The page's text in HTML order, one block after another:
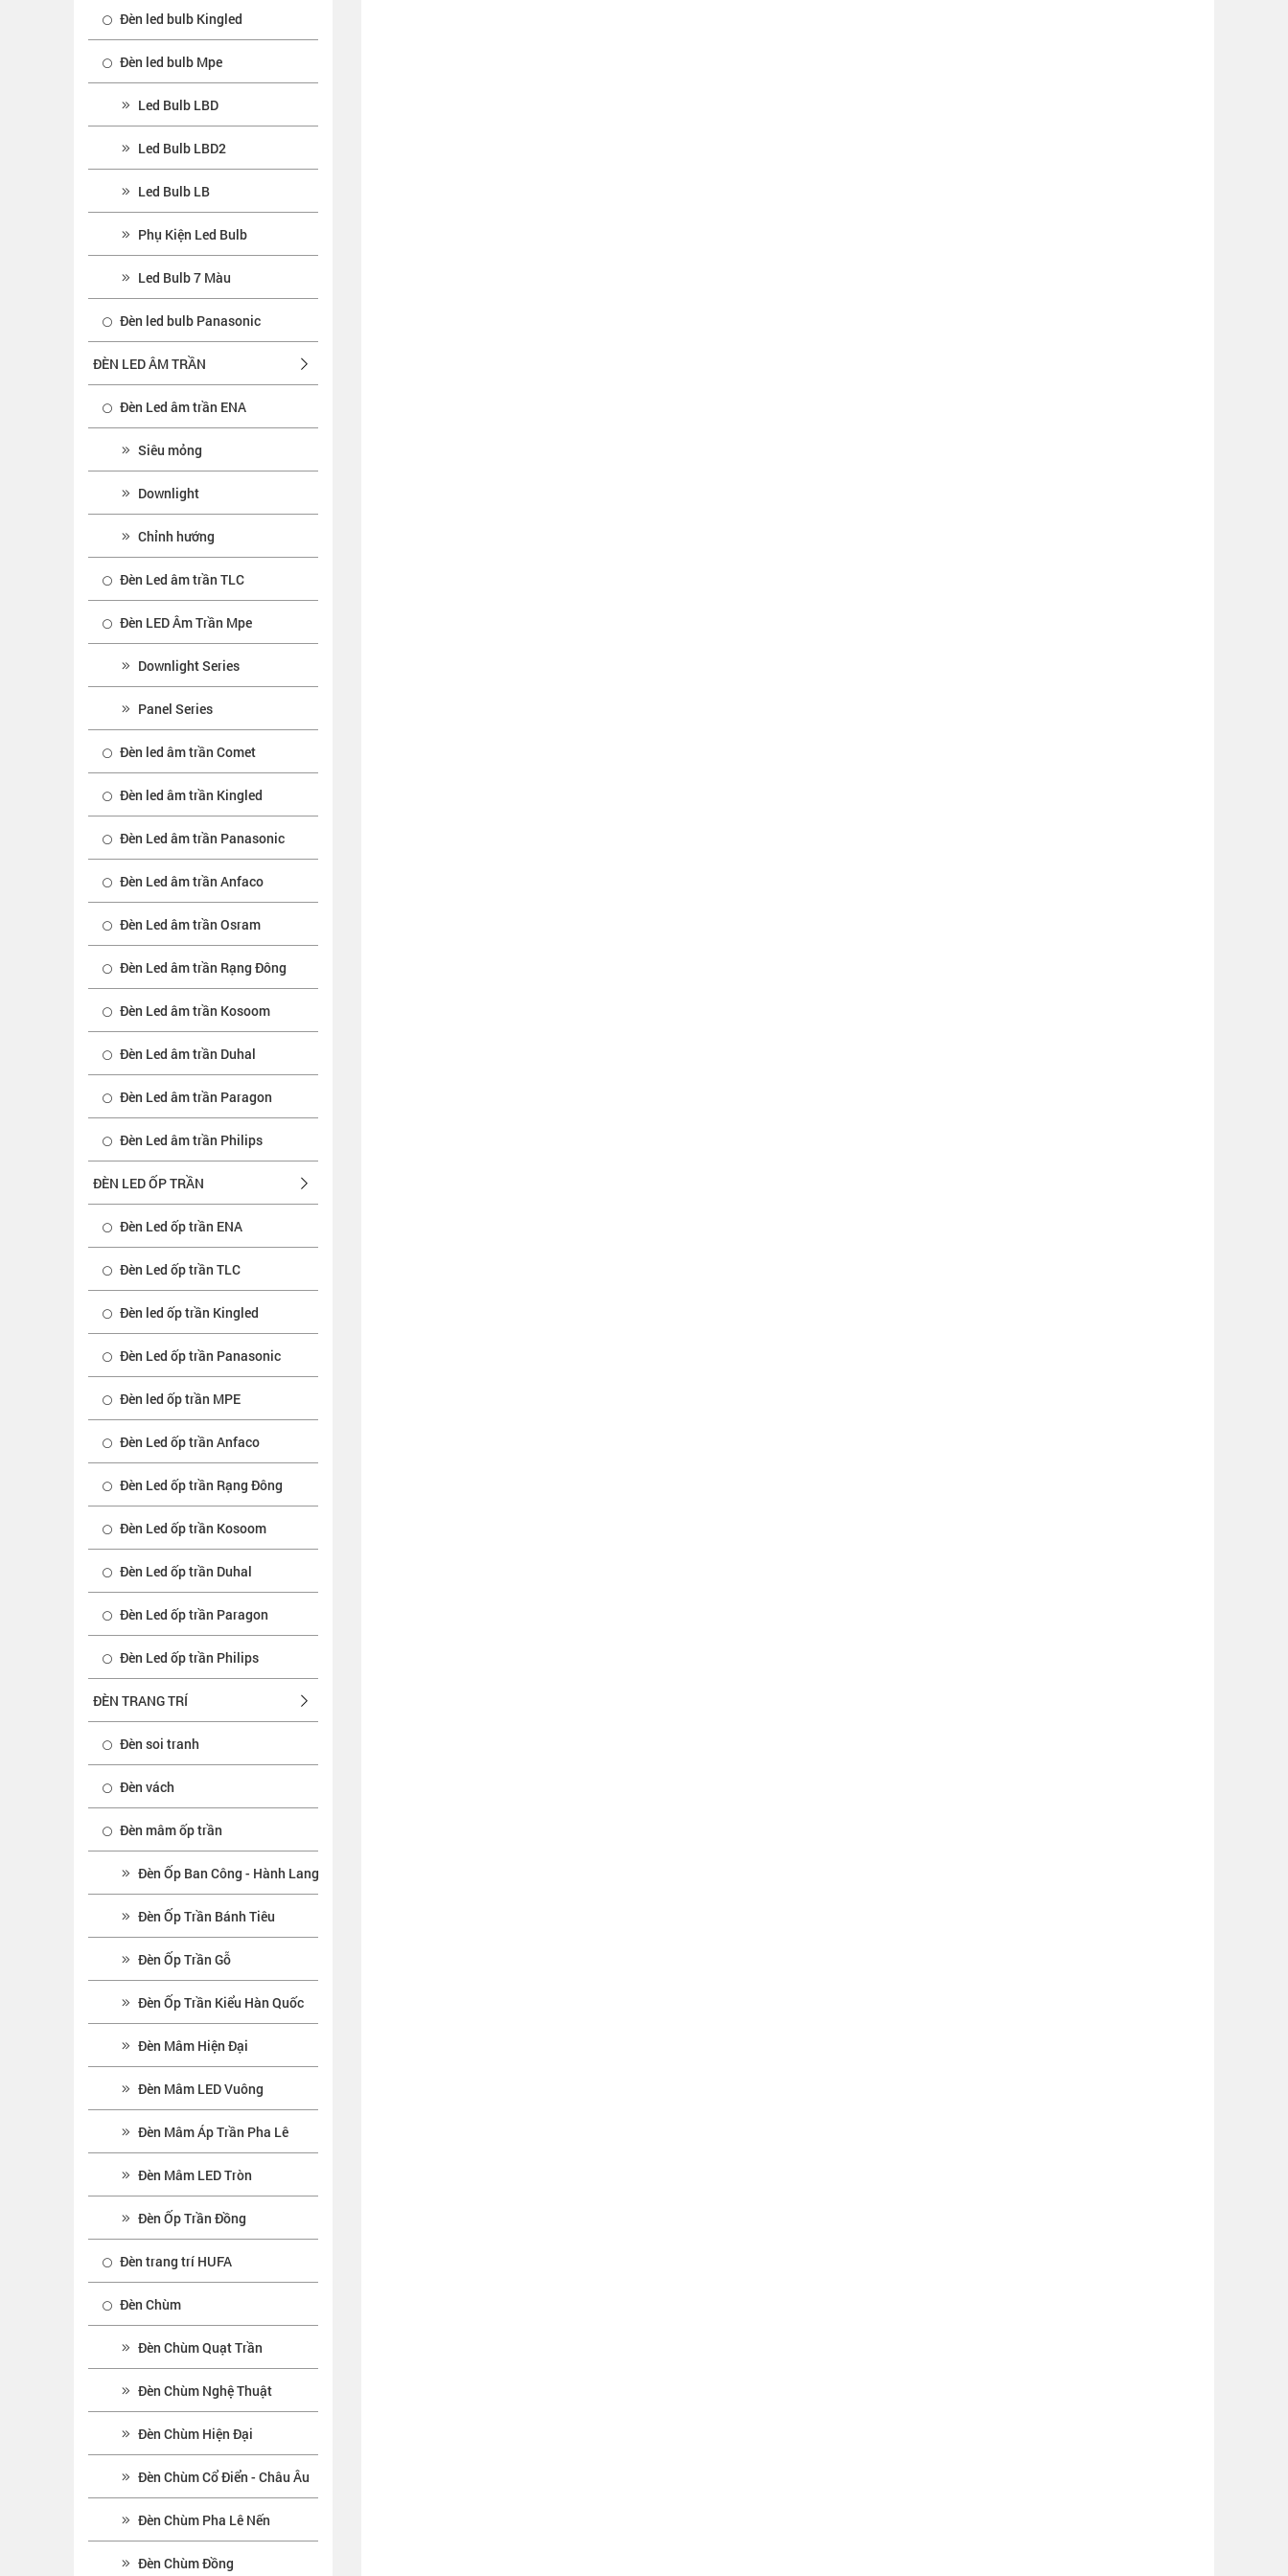
Đèn led bulb Kingled
Đèn led bulb Mpe
Led Bulb LBD
Led Bulb LBD2
Led Bulb LB
Phụ Kiện Led Bulb
Led Bulb 7 Màu
Đèn led bulb Panasonic
ĐÈN LED ÂM TRẦN
Đèn Led âm trần ENA
Siêu mỏng
Downlight
Chỉnh hướng
Đèn Led âm trần TLC
Đèn LED Âm Trần Mpe
Downlight Series
Panel Series
Đèn led âm trần Comet
Đèn led âm trần Kingled
Đèn Led âm trần Panasonic
Đèn Led âm trần Anfaco
Đèn Led âm trần Osram
Đèn Led âm trần Rạng Đông
Đèn Led âm trần Kosoom
Đèn Led âm trần Duhal
Đèn Led âm trần Paragon
Đèn Led âm trần Philips
ĐÈN LED ỐP TRẦN
Đèn Led ốp trần ENA
Đèn Led ốp trần TLC
Đèn led ốp trần Kingled
Đèn Led ốp trần Panasonic
Đèn led ốp trần MPE
Đèn Led ốp trần Anfaco
Đèn Led ốp trần Rạng Đông
Đèn Led ốp trần Kosoom
Đèn Led ốp trần Duhal
Đèn Led ốp trần Paragon
Đèn Led ốp trần Philips
ĐÈN TRANG TRÍ
Đèn soi tranh
Đèn vách
Đèn mâm ốp trần
Đèn Ốp Ban Công - Hành Lang
Đèn Ốp Trần Bánh Tiêu
Đèn Ốp Trần Gỗ
Đèn Ốp Trần Kiểu Hàn Quốc
Đèn Mâm Hiện Đại
Đèn Mâm LED Vuông
Đèn Mâm Áp Trần Pha Lê
Đèn Mâm LED Tròn
Đèn Ốp Trần Đồng
Đèn trang trí HUFA
Đèn Chùm
Đèn Chùm Quạt Trần
Đèn Chùm Nghệ Thuật
Đèn Chùm Hiện Đại
Đèn Chùm Cổ Điển - Châu Âu
Đèn Chùm Pha Lê Nến
Đèn Chùm Đồng